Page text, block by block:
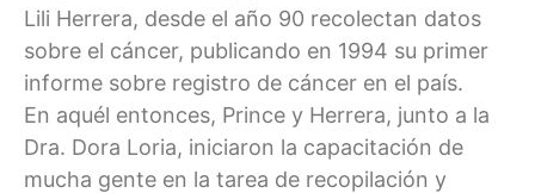
Lili Herrera, desde el año 90 recolectan datos
sobre el cáncer, publicando en 1994 su primer
informe sobre registro de cáncer en el país.
En aquél entonces, Prince y Herrera, junto a la
Dra. Dora Loria, iniciaron la capacitación de
mucha gente en la tarea de recopilación y